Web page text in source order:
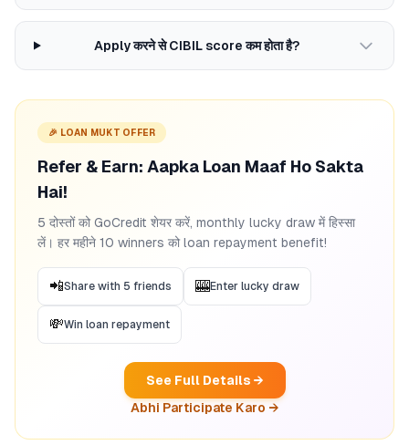
Apply करने से CIBIL score कम होता है?
🎉 LOAN MUKT OFFER
Refer & Earn: Aapka Loan Maaf Ho Sakta
Hai!
5 दोस्तों को GoCredit शेयर करें, monthly lucky draw में हिस्सा
लें। हर महीने 10 winners को loan repayment benefit!
📲Share with 5 friends 🎰Enter lucky draw
💸Win loan repayment
See Full Details →
Abhi Participate Karo →